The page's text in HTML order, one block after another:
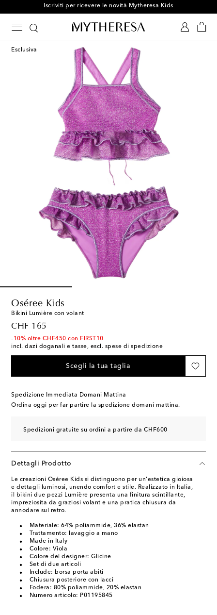
Iscriviti per ricevere le novità Mytheresa Kids
Esclusiva
Oséree Kids
Bikini Lumière con volant
CHF 165
original price
-10% oltre CHF450 con FIRST10
incl. dazi doganali e tasse, escl. spese di spedizione
Scegli la tua taglia
Spedizione Immediata Domani Mattina
Ordina oggi per far partire la spedizione domani mattina.
Spedizioni gratuite su ordini a partire da CHF600
Dettagli Prodotto
Le creazioni Oséree Kids si distinguono per un'estetica gioiosa
e dettagli luminosi, unendo comfort e stile. Realizzato in Italia,
il bikini due pezzi Lumière presenta una finitura scintillante,
impreziosita da graziosi volant e una pratica chiusura da
annodare sul retro.
Materiale: 64% poliammide, 36% elastan
Trattamento: lavaggio a mano
Made in Italy
Colore: Viola
Colore del designer: Glicine
Set di due articoli
Include: borsa porta abiti
Chiusura posteriore con lacci
Fodera: 80% poliammide, 20% elastan
Numero articolo: P01195845